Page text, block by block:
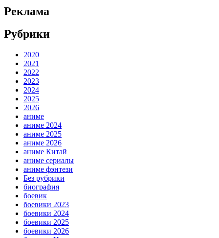
Реклама
Рубрики
2020
2021
2022
2023
2024
2025
2026
аниме
аниме 2024
аниме 2025
аниме 2026
аниме Китай
аниме сериалы
аниме фэнтези
Без рубрики
биография
боевик
боевики 2023
боевики 2024
боевики 2025
боевики 2026